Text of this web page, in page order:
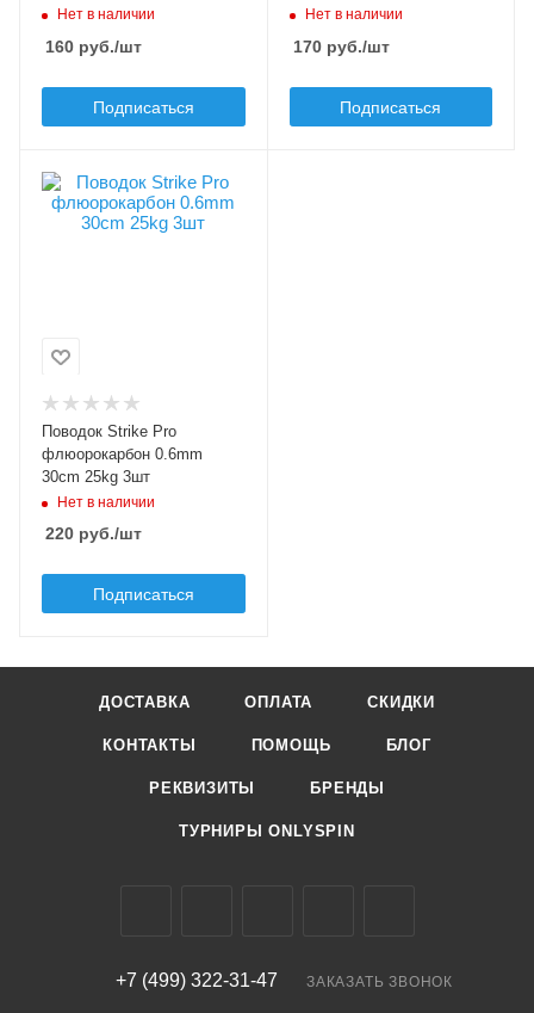
Материал
флюорокарбон
Нет в наличии
160 руб./шт
Подписаться
Материал
флюорокарбон
Нет в наличии
170руб./шт
Подписаться
В упаковке, шт
30
0.6
Разрывная нагрузка, кг
25
Материал
флюорокарбон
Поводок Strike Pro
флюорокарбон 0.6mm
30cm 25kg 3шт
Нет в наличии
220 руб./шт
Подписаться
ДОСТАВКА ОПЛАТА СКИДКИ
КОНТАКТЫ ПОМОЩЬ БЛОГ
РЕКВИЗИТЫ БРЕНДЫ
ТУРНИРЫ ONLYSPIN
+7 (499) 322-31-47 ЗАКАЗАТЬ ЗВОНОК